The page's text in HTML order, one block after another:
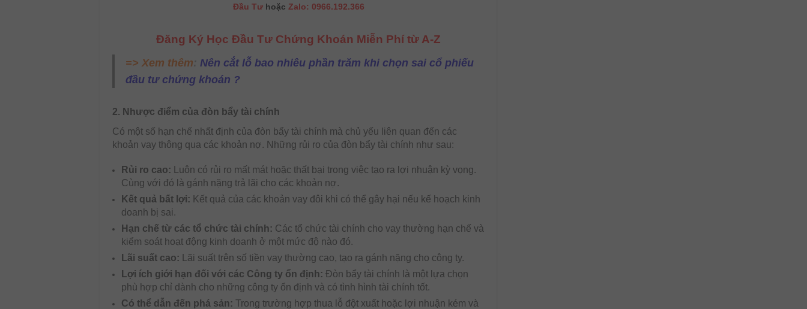
Đầu Tưhoặc Zalo: 0966.192.366
Đăng Ký Học Đầu Tư Chứng Khoán Miễn Phí từ A-Z
=> Xem thêm Nên cắt lỗ bao nhiêu phần trăm khi chọn sai cổ phiếu
đầu tư chứng khoán ?
2. Nhược điểm của đòn bẩy tài chính
Có một số hạn chế nhất định của đòn bẩy tài chính mà chủ yếu liên quan đến các
khoản vay thông qua các khoản nợ. Những rủi ro của đòn bẩy tài chính như sau:
Rủi ro cao: Luôn có rủi ro mất mát hoặc thất bại trong việc tạo ra lợi nhuận kỳ vọng.
Cùng với đó là gánh nặng trả lãi cho các khoản nợ.
Kết quả bất lợi: Kết quả của các khoản vay đôi khi có thể gây hại nếu kế hoạch kinh
doanh bị sai.
Hạn chế từ các tổ chức tài chính: Các tổ chức tài chính cho vay thường hạn chế và
kiểm soát hoạt động kinh doanh ở một mức độ nào đó.
Lãi suất cao:
Lãi suất trên số tiền vay thường cao, tạo ra gánh nặng cho công ty.
Lợi ích giới hạn đối với các Công ty ổn định: Đòn bẩy tài chính là một lựa chọn
phù hợp chỉ dành cho những công ty ổn định và có tình hình tài chính tốt.
Có thể dẫn đến phá sản: Trong trường hợp thua lỗ đột xuất hoặc lợi nhuận kém và